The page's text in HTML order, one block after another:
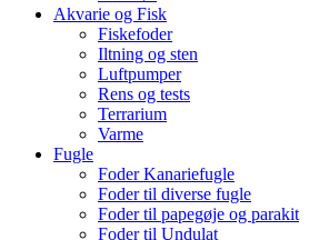
Akvarie og Fisk
Fiskefoder
Iltning og sten
Luftpumper
Rens og tests
Terrarium
Varme
Fugle
Foder Kanariefugle
Foder til diverse fugle
Foder til papegøje og parakit
Foder til Undulat